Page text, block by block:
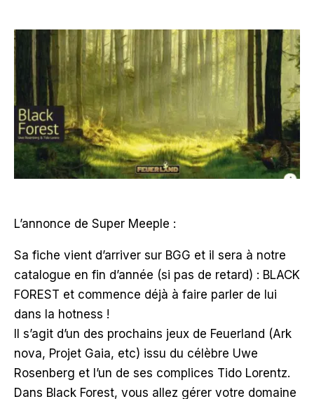
L’annonce de Super Meeple :
Sa fiche vient d’arriver sur BGG et il sera à notre
catalogue en fin d’année (si pas de retard) : BLACK
FOREST et commence déjà à faire parler de lui
dans la hotness !
Il s’agit d’un des prochains jeux de Feuerland (Ark
nova, Projet Gaia, etc) issu du célèbre Uwe
Rosenberg et l’un de ses complices Tido Lorentz.
Dans Black Forest, vous allez gérer votre domaine